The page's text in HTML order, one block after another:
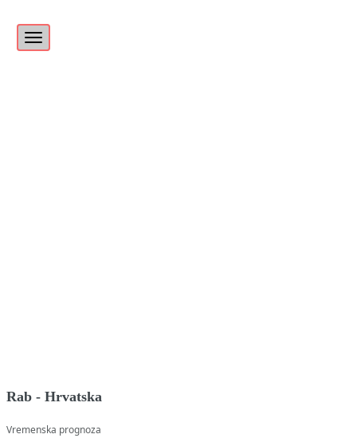
Rab - Hrvatska
Vremenska prognoza